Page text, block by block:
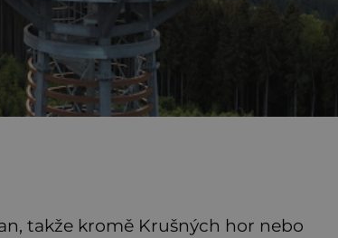
takže kromě Krušných hor nebo